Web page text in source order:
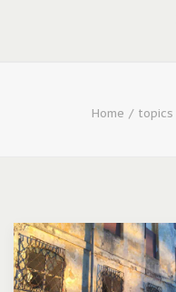
Home topics